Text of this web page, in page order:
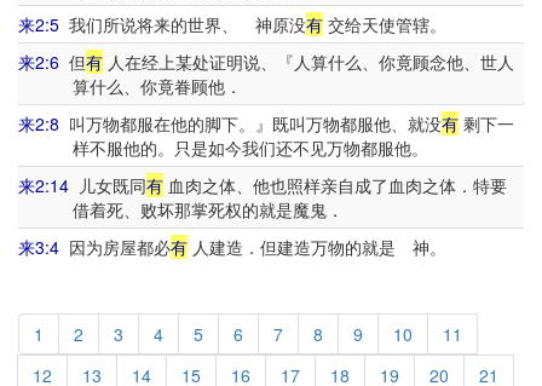
来2:5 我们所说将来的世界、 神原没有 交给天使管辖。
来2:6 但有 人在经上某处证明说、『人算什么、你竟顾念他、世人
算什么、你竟眷顾他．
来2:8 叫万物都服在他的脚下。』既叫万物都服他、就没有 剩下一
样不服他的。只是如今我们还不见万物都服他。
来2:14 儿女既同有 血肉之体、他也照样亲自成了血肉之体．特要
借着死、败坏那掌死权的就是魔鬼．
来3:4 因为房屋都必有 人建造．但建造万物的就是 神。
1 2 3 4 5 6 7 8 9 10
11
12
13 14 15 16 17 18 19 20
21